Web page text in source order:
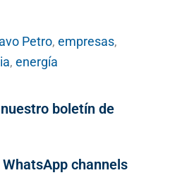
Petro, empresas,
, energía
boletín de
channels